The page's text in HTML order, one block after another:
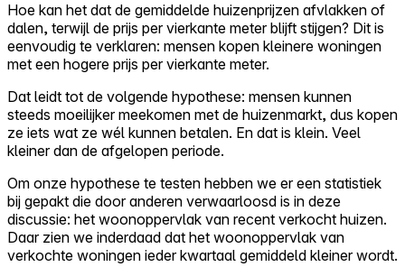
Hoe kan het dat de gemiddelde huizenprijzen afvlakken of
dalen, terwijl de prijs per vierkante meter blijft stijgen? Dit is
eenvoudig te verklaren: mensen kopen kleinere woningen
met een hogere prijs per vierkante meter.
Dat leidt tot de volgende hypothese: mensen kunnen
steeds moeilijker meekomen met de huizenmarkt, dus kopen
ze iets wat ze wél kunnen betalen. En dat is klein. Veel
kleiner dan de afgelopen periode.
Om onze hypothese te testen hebben we er een statistiek
bij gepakt die door anderen verwaarloosd is in deze
discussie: het woonoppervlak van recent verkocht huizen.
Daar zien we inderdaad dat het woonoppervlak van
verkochte woningen ieder kwartaal gemiddeld kleiner wordt.